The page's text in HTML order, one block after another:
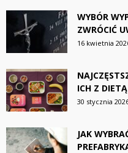
WYBÓR
ZWRÓCIĆ
16 kwietnia
ICH Z
30 stycznia
JAK